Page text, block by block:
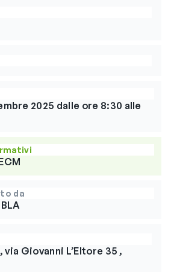
2025 dalle ore 8:30 alle
da
via Giovanni L’Eltore 35 ,